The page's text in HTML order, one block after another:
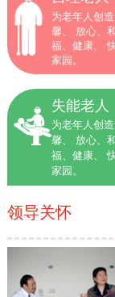
为老年人创
馨、 放心、
福、健康、
家园。
失能老人
为老年人创
馨、 放心、
福、健康、
家园。
领导关怀